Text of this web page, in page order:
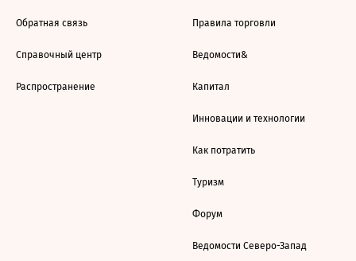
Обратная связь
Справочный центр
Распространение
Правила торговли
Ведомости&
Капитал
Инновации и технологии
Как потратить
Туризм
Форум
Ведомости Северо-Запад